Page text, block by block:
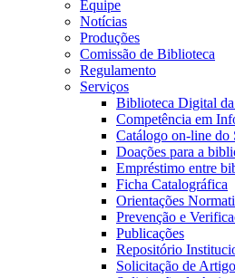
Equipe
Notícias
Produções
Comissão de Biblioteca
Regulamento
Serviços
Biblioteca Digital
Competência em
Catálogo on-line do
Doações para a
Empréstimo entre
Ficha Catalográfica
Orientações
Prevenção e
Publicações
Repositório
Solicitação de